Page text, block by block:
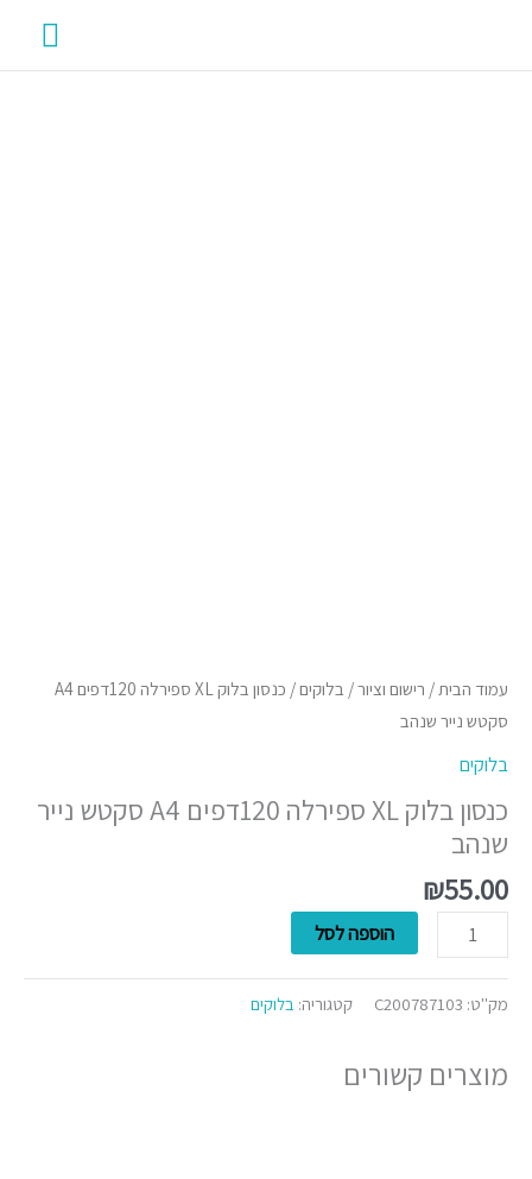
עמוד הבית/ רישום וציור/ בלוקים
/ כנסון בלוק XL ספירלה 120דפים A4
סקטש נייר שנהב
בלוקים
כנסון בלוק XL ספירלה 120דפים A4 סקטש נייר
שנהב
₪55.00
הוספה לסל
מק"ט: C200787103 קטגוריה: בלוקים
מוצרים קשורים